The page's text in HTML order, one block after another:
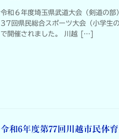
令和６年度埼玉県武道大会（剣道の
37回県民総合スポーツ大会（小学生
で開催されました。 川越 […]
令和6年度第77回川越市民体